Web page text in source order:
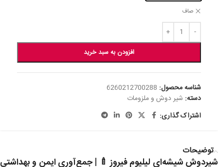
صاف
افزودن به سبد خرید
شناسه محصول: 6260212700288
دسته: شیر دوش و ملزومات
اشتراک گذاری:
توضیحات
شیردوش شیشه‌ای لیلیوم فیروز 🍼 | جمع‌آوری ایمن و بهداشتی